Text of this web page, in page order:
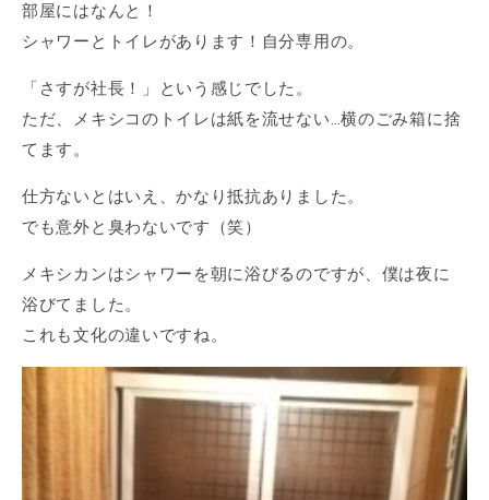
部屋にはなんと！
シャワーとトイレがあります！自分専用の。
「さすが社長！」という感じでした。
ただ、メキシコのトイレは紙を流せない…横のごみ箱に捨
てます。
仕方ないとはいえ、かなり抵抗ありました。
でも意外と臭わないです（笑）
メキシカンはシャワーを朝に浴びるのですが、僕は夜に
浴びてました。
これも文化の違いですね。